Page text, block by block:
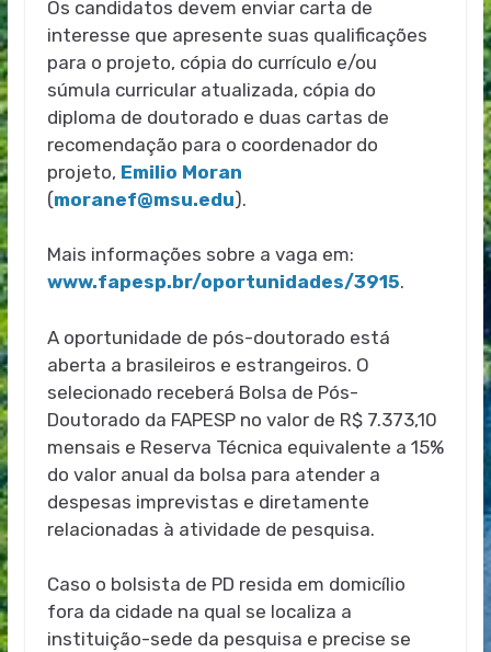
Os candidatos devem enviar carta de
interesse que apresente suas qualificações
para o projeto, cópia do currículo e/ou
súmula curricular atualizada, cópia do
diploma de doutorado e duas cartas de
recomendação para o coordenador do
projeto, Emilio Moran
(moranef@msu.edu).
Mais informações sobre a vaga em:
www.fapesp.br/oportunidades/3915.
A oportunidade de pós-doutorado está
aberta a brasileiros e estrangeiros. O
selecionado receberá Bolsa de Pós-
Doutorado da FAPESP no valor de R$ 7.373,10
mensais e Reserva Técnica equivalente a 15%
do valor anual da bolsa para atender a
despesas imprevistas e diretamente
relacionadas à atividade de pesquisa.
Caso o bolsista de PD resida em domicílio
fora da cidade na qual se localiza a
instituição-sede da pesquisa e precise se